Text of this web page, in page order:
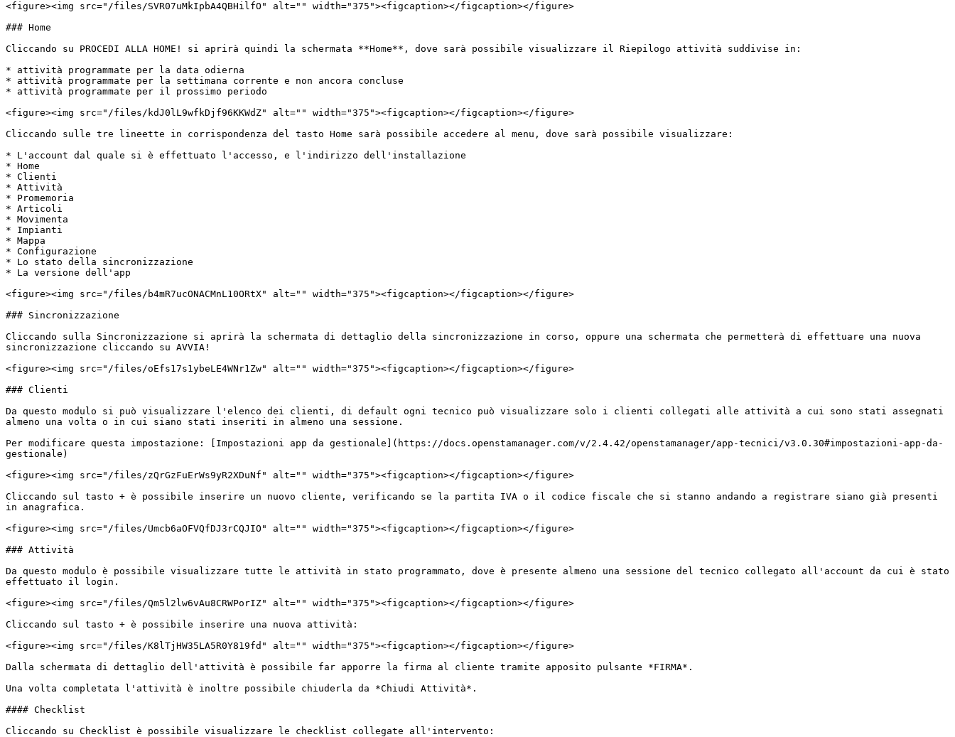
<figure><img src="/files/SVR07uMkIpbA4QBHilfO" alt="" width="375"><figcaption></figcaption></figure>
### Home
Cliccando su PROCEDI ALLA HOME! si aprirà quindi la schermata **Home**, dove sarà possibile visualizzare il Riepilogo attività suddivise in:
* attività programmate per la data odierna
* attività programmate per la settimana corrente e non ancora concluse
* attività programmate per il prossimo periodo
<figure><img src="/files/kdJ0lL9wfkDjf96KKWdZ" alt="" width="375"><figcaption></figcaption></figure>
Cliccando sulle tre lineette in corrispondenza del tasto Home sarà possibile accedere al menu, dove sarà possibile visualizzare:
* L'account dal quale si è effettuato l'accesso, e l'indirizzo dell'installazione
* Home
* Clienti
* Attività
* Promemoria
* Articoli
* Movimenta
* Impianti
* Mappa
* Configurazione
* Lo stato della sincronizzazione
* La versione dell'app
<figure><img src="/files/b4mR7ucONACMnL10ORtX" alt="" width="375"><figcaption></figcaption></figure>
### Sincronizzazione
Cliccando sulla Sincronizzazione si aprirà la schermata di dettaglio della sincronizzazione in corso, oppure una schermata che permetterà di effettuare una nuova
sincronizzazione cliccando su AVVIA!
<figure><img src="/files/oEfs17s1ybeLE4WNr1Zw" alt="" width="375"><figcaption></figcaption></figure>
### Clienti
Da questo modulo si può visualizzare l'elenco dei clienti, di default ogni tecnico può visualizzare solo i clienti collegati alle attività a cui sono stati assegnati
almeno una volta o in cui siano stati inseriti in almeno una sessione.
Per modificare questa impostazione: [Impostazioni app da gestionale](https://docs.openstamanager.com/v/2.4.42/openstamanager/app-tecnici/v3.0.30#impostazioni-app-da-
gestionale)
<figure><img src="/files/zQrGzFuErWs9yR2XDuNf" alt="" width="375"><figcaption></figcaption></figure>
Cliccando sul tasto + è possibile inserire un nuovo cliente, verificando se la partita IVA o il codice fiscale che si stanno andando a registrare siano già presenti
in anagrafica.
<figure><img src="/files/Umcb6aOFVQfDJ3rCQJIO" alt="" width="375"><figcaption></figcaption></figure>
### Attività
Da questo modulo è possibile visualizzare tutte le attività in stato programmato, dove è presente almeno una sessione del tecnico collegato all'account da cui è stato
effettuato il login.
<figure><img src="/files/Qm5l2lw6vAu8CRWPorIZ" alt="" width="375"><figcaption></figcaption></figure>
Cliccando sul tasto + è possibile inserire una nuova attività:
<figure><img src="/files/K8lTjHW35LA5R0Y819fd" alt="" width="375"><figcaption></figcaption></figure>
Dalla schermata di dettaglio dell'attività è possibile far apporre la firma al cliente tramite apposito pulsante *FIRMA*.
Una volta completata l'attività è inoltre possibile chiuderla da *Chiudi Attività*.
#### Checklist
Cliccando su Checklist è possibile visualizzare le checklist collegate all'intervento: